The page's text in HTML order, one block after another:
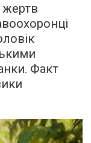
жертв
Факт